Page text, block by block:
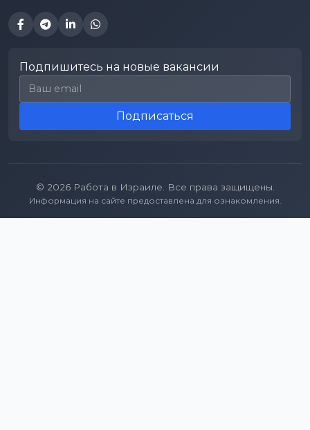
Подпишитесь на новые вакансии
Email для подписки
Подписаться
© 2026 Работа в Израиле. Все права защищены.
Информация на сайте предоставлена для ознакомления.